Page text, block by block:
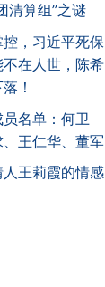
清算组”之谜
，习近平死保
在人世，陈希
！
名单：何卫
王仁华、董军
王莉霞的情感